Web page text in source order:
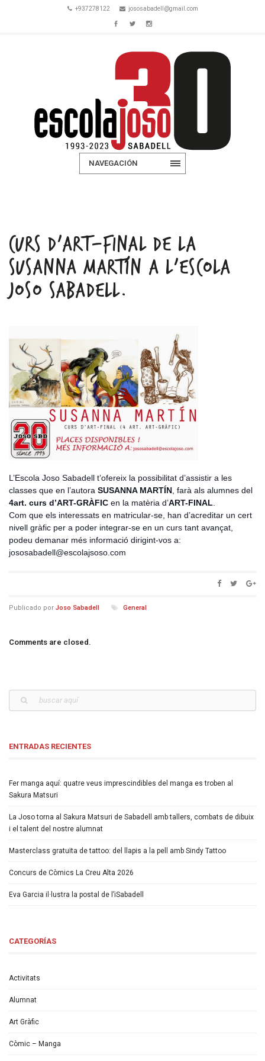
+937278122 jososabadell@gmail.com
NAVEGACIÓN
CURS D’ART-FINAL DE LA
SUSANNA MARTÍN A L’ESCOLA
JOSO SABADELL.
L’Escola Joso Sabadell t’ofereix la possibilitat d’assistir a les
classes que en l’autora SUSANNA MARTÍN , farà als alumnes del
4art. curs d’ART-GRÀFIC en la matèria d’ART-FINAL
Com que els interessats en matricular-se, han d’acreditar un cert
nivell gràfic per a poder integrar-se en un curs tant avançat,
podeu demanar més informació dirigint-vos a:
jososabadell@escolajsoso.com
Publicado por Joso Sabadell General
Comments are closed.
ENTRADAS RECIENTES
Fer manga aquí: quatre veus imprescindibles del manga es troben al
Sakura Matsuri
La Joso torna al Sakura Matsuri de Sabadell amb tallers, combats de dibuix
i el talent del nostre alumnat
Masterclass gratuïta de tattoo: del llapis a la pell amb Sindy Tattoo
Concurs de Còmics La Creu Alta 2026
Eva Garcia il·lustra la postal de l’iSabadell
CATEGORÍAS
Activitats
Alumnat
Art Gràfic
Còmic – Manga